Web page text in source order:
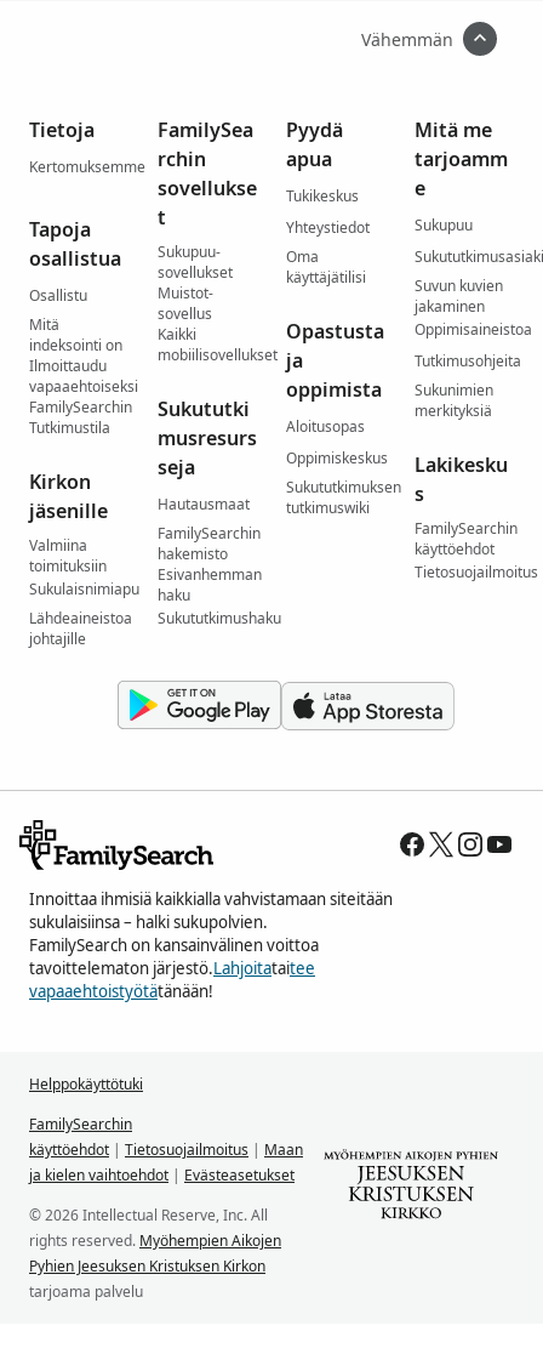
Vähemmän
Tietoja
Kertomuksemme
Tapoja
osallistua
Osallistu
Mitä
indeksointi on
Ilmoittaudu
vapaaehtoiseksi
FamilySearchin
Tutkimustila
Kirkon
jäsenille
Valmiina
toimituksiin
Sukulaisnimiapu
Lähdeaineistoa
johtajille
FamilySea
rchin
sovellukse
t
Sukupuu-
sovellukset
Muistot-
sovellus
Kaikki
mobiilisovellukset
Sukututki
musresurs
seja
Hautausmaat
FamilySearchin
hakemisto
Esivanhemman
haku
Sukututkimushaku
Pyydä
apua
Tukikeskus
Yhteystiedot
Oma
käyttäjätilisi
Opastusta
ja
oppimista
Aloitusopas
Oppimiskeskus
Sukututkimuksen
tutkimuswiki
Mitä me
tarjoamm
e
Sukupuu
Suvun kuvien
jakaminen
Oppimisaineistoa
Tutkimusohjeita
Sukunimien
merkityksiä
Lakikesku
s
FamilySearchin
käyttöehdot
Tietosuojailmoitus
Innoittaa ihmisiä kaikkialla vahvistamaan siteitään
sukulaisiinsa – halki sukupolvien.
FamilySearch on kansainvälinen voittoa
tavoittelematon järjestö.Lahjoitataitee
vapaaehtoistyötätänään!
Helppokäyttötuki
FamilySearchin
käyttöehdot | Tietosuojailmoitus | Maan
ja kielen vaihtoehdot | Evästeasetukset
© 2026 Intellectual Reserve, Inc. All
rights reserved. Myöhempien Aikojen
Pyhien Jeesuksen Kristuksen Kirkon
tarjoama palvelu